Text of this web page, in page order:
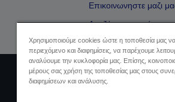
Επικοινωνηστε μαζι
Αναζήτηση εμπόρου
Sellers
Χρησιμοποιούμε cookies ώστε η τοποθεσία μας να
περιεχόμενο και διαφημίσεις, να παρέχουμε
αναλύουμε την κυκλοφορία μας. Επίσης,
μέρους σας χρήση της τοποθεσίας μας στους
διαφημίσεων και ανάλυσης.